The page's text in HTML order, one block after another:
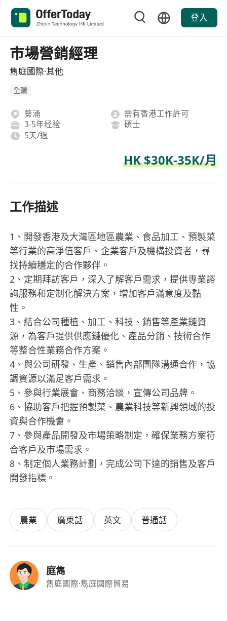
登入
市場營銷經理
雋庭國際·其他
全職
葵涌
需有香港工作許可
3-5年经验
碩士
5天/週
HK $30K-35K/月
工作描述
1、開發香港及大灣區地區農業、食品加工、預製菜
等行業的高淨值客戶、企業客戶及機構投資者，尋
找持續穩定的合作夥伴。
2、定期拜訪客戶，深入了解客戶需求，提供專業諮
詢服務和定制化解決方案，增加客戶滿意度及黏
性。
3、結合公司種植、加工、科技、銷售等產業鏈資
源，為客戶提供供應鏈優化、產品分銷、技術合作
等整合性業務合作方案。
4、與公司研發、生產、銷售內部團隊溝通合作，協
調資源以滿足客戶需求。
5、參與行業展會、商務洽談，宣傳公司品牌。
6、協助客戶把握預製菜、農業科技等新興領域的投
資與合作機會。
7、參與產品開發及市場策略制定，確保業務方案符
合客戶及市場需求。
8、制定個人業務計劃，完成公司下達的銷售及客戶
開發指標。
農業 廣東話 英文 普通話
庭雋
雋庭國際·雋庭國際貿易